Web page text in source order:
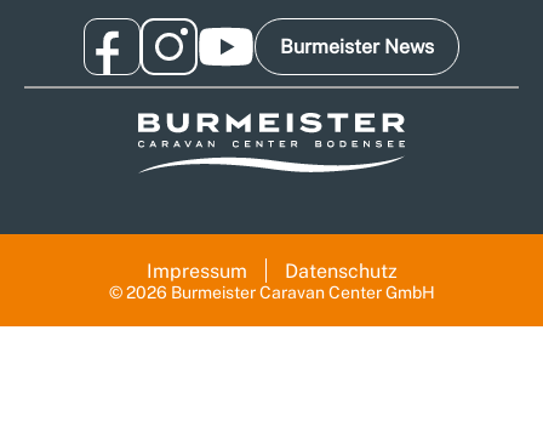
Burmeister News
© 2026 Burmeister Caravan Center GmbH
Impressum Datenschutz